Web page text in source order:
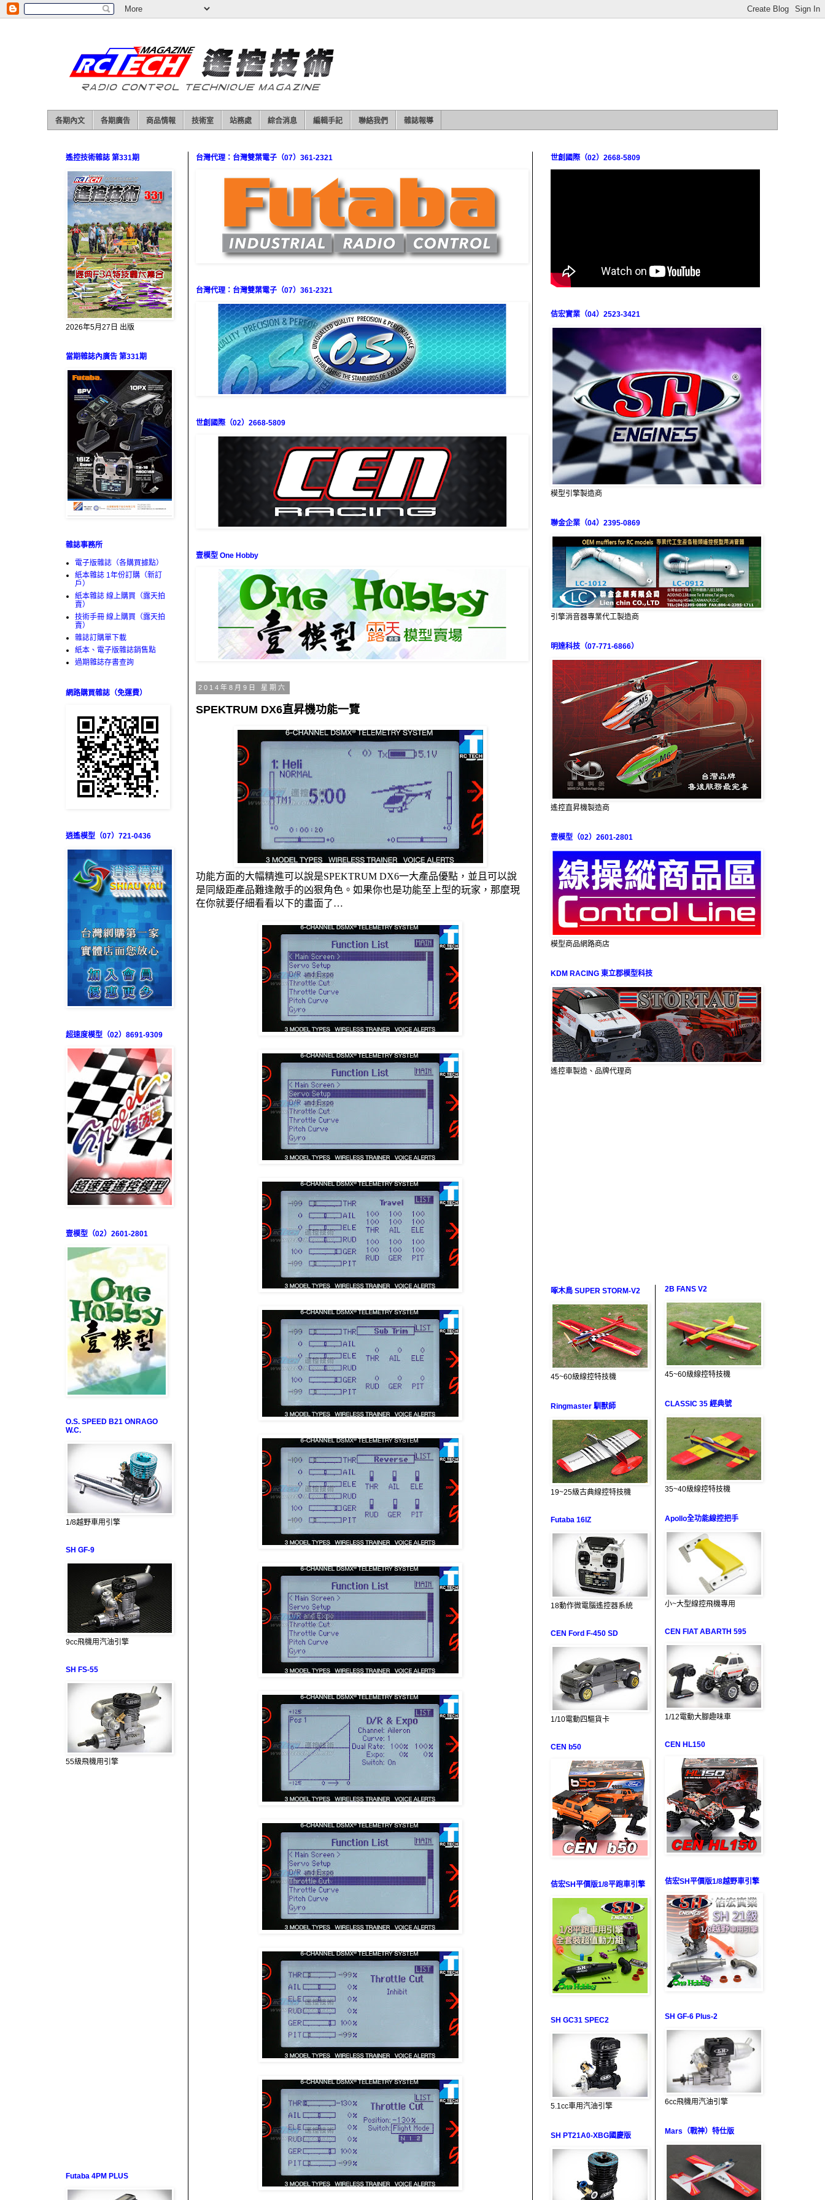
各期內文 各期廣告 商品情報 技術室 站務處 綜合消息 編輯手記 聯絡我們 雜誌報導
台灣代理：台灣雙葉電子（07）361-2321
台灣代理：台灣雙葉電子（07）361-2321
世創國際（02）2668-5809
壹模型 One Hobby
2014年8月9日 星期六
SPEKTRUM DX6直昇機功能一覽
功能方面的大幅精進可以說是SPEKTRUM DX6一大產品優點，並且可以說
是同級距產品難逢敵手的凶狠角色。如果你也是功能至上型的玩家，那麼現
在你就要仔細看看以下的畫面了…
遙控技術雜誌 第331期
2026年5月27日 出版
當期雜誌內廣告 第331期
雜誌事務所
電子版雜誌（各購買據點）
紙本雜誌 1年份訂購（新訂
戶）
紙本雜誌 線上購買（露天拍
賣）
技術手冊 線上購買（露天拍
賣）
雜誌訂購單下載
紙本、電子版雜誌銷售點
過期雜誌存書查詢
網路購買雜誌（免運費）
逍遙模型（07）721-0436
超速度模型（02）8691-9309
壹模型（02）2601-2801
O.S. SPEED B21 ONRAGO
W.C.
1/8越野車用引擎
SH GF-9
9cc飛機用汽油引擎
SH FS-55
55級飛機用引擎
Futaba 4PM PLUS
世創國際（02）2668-5809
佶宏實業（04）2523-3421
模型引擎製造商
聯金企業（04）2395-0869
引擎消音器專業代工製造商
明達科技（07-771-6866）
遙控直昇機製造商
壹模型（02）2601-2801
模型商品網路商店
KDM RACING 東立郡模型科技
遙控車製造、品牌代理商
啄木鳥 SUPER STORM-V2
45~60級線控特技機
Ringmaster 馴獸師
19~25級古典線控特技機
Futaba 16IZ
18動作微電腦遙控器系統
CEN Ford F-450 SD
1/10電動四驅貨卡
CEN b50
佶宏SH平價版1/8平跑車引擎
SH GC31 SPEC2
5.1cc車用汽油引擎
SH PT21A0-XBG國慶版
2B FANS V2
45~60級線控特技機
CLASSIC 35 經典號
35~40級線控特技機
Apollo全功能線控把手
小~大型線控飛機專用
CEN FIAT ABARTH 595
1/12電動大腳趣味車
CEN HL150
佶宏SH平價版1/8越野車引擎
SH GF-6 Plus-2
6cc飛機用汽油引擎
Mars（戰神）特仕版